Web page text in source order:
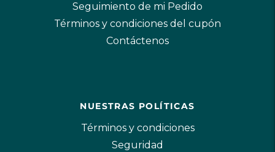
Seguimiento de mi Pedido
Términos y condiciones del cupón
Contáctenos
NUESTRAS POLÍTICAS
Términos y condiciones
Seguridad